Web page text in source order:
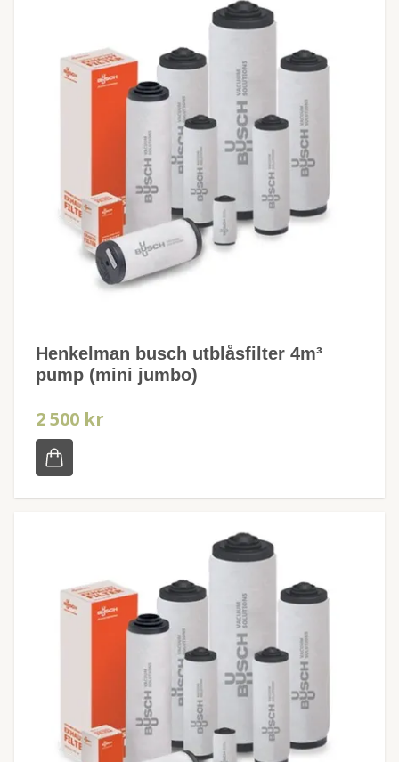
Henkelman busch utblåsfilter 4m³
pump (mini jumbo)
2 500 kr